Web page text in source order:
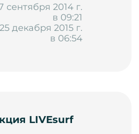
сентября 2014 г.
в 09:21
декабря 2015 г.
в 06:54
LIVEsurf